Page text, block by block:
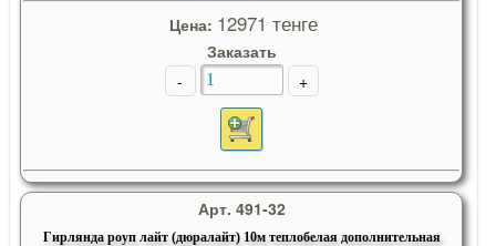
Цена: 12971 тенге
Заказать
-
+
Арт. 491-32
Гирлянда роуп лайт (дюралайт) 10м теплобелая дополнительная